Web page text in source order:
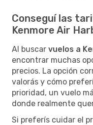
Conseguí las
Kenmore Air
Al buscar vuelos a
encontrar muchas
precios. La opción
valorás y cómo
prioridad, un vuelo
donde realmente
Si preferís cuidar el